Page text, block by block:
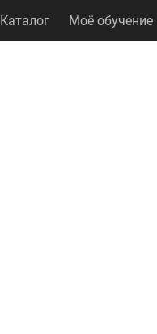
Каталог Моё обучение